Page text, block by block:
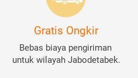
Gratis Ongkir
Bebas biaya pengiriman
untuk wilayah Jabodetabek.